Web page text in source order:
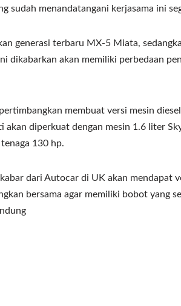
sudah menandatangani kerjasama ini
generasi terbaru MX-5 Miata,
dikabarkan akan memiliki perbedaan
membuat versi mesin
akan diperkuat dengan mesin 1.6 liter
130 hp.
dari Autocar di UK akan mendapat
bersama agar memiliki bobot yang